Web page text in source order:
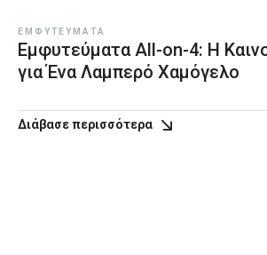
ΕΜΦΥΤΕΎΜΑΤΑ
Εμφυτεύματα All-on-4: Η
για Ένα Λαμπερό Χαμόγελο
Διάβασε περισσότερα